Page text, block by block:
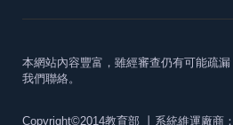
本網站內容豐富，雖經審查仍有可能疏漏
我們聯絡。
Copyright©2014教育部 丨系統維運廠商